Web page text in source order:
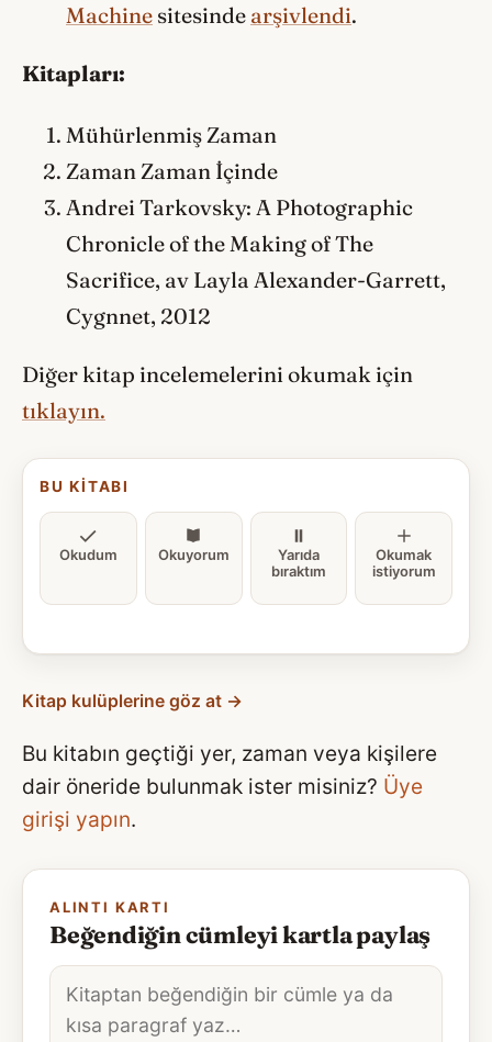
Machine sitesinde arşivlendi.
Kitapları:
Mühürlenmiş Zaman
Zaman Zaman İçinde
Andrei Tarkovsky: A Photographic
Chronicle of the Making of The
Sacrifice, av Layla Alexander-Garrett,
Cygnnet, 2012
Diğer kitap incelemelerini okumak için
tıklayın.
BU KITABI
Okudum Okuyorum
Yarıda
bıraktım
Okumak
istiyorum
Kitap kulüplerine göz at →
Bu kitabın geçtiği yer, zaman veya kişilere
dair öneride bulunmak ister misiniz? Üye
girişi yapın.
ALINTI KARTI
Beğendiğin cümleyi kartla paylaş
Alıntı
metni